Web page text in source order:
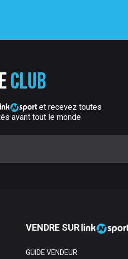
club
et recevez toutes
avant tout le monde
VENDRE SUR
GUIDE VENDEUR